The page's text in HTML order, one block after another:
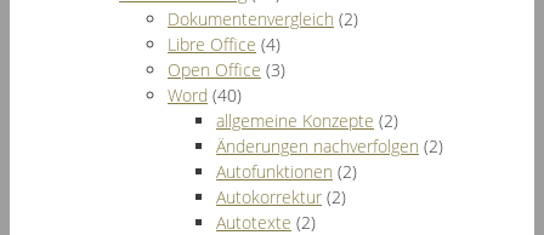
Dokumentenvergleich (2)
Libre Office (4)
Open Office (3)
Word (40)
allgemeine Konzepte (2)
Änderungen nachverfolgen (2)
Autofunktionen (2)
Autokorrektur (2)
Autotexte (2)